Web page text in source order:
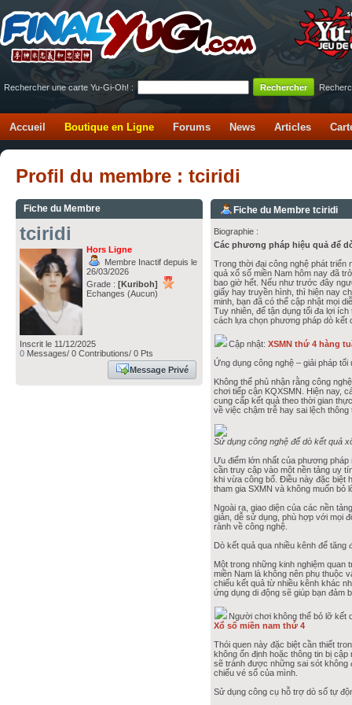
Rechercher une carte Yu-Gi-Oh! :
Accueil Boutique en Ligne Forums News Articles
Profil du membre : tciridi
Fiche du Membre
tciridi
Hors Ligne
Membre Inactif depuis le
26/03/2026
Grade : [Kuriboh]
Echanges (Aucun)
Inscrit le 11/12/2025
0 Messages/ 0 Contributions/ 0 Pts
Message Privé
Fiche du Membre tciridi
Biographie :
Các phương pháp hiệu quả để
Trong thời đại công nghệ phát triển
quả xổ số miền Nam hôm nay đã
bao giờ hết. Nếu như trước đây
giấy hay truyền hình, thì hiện nay
minh, bạn đã có thể cập nhật mọi
Tuy nhiên, để tận dụng tối đa lợi
cách lựa chọn phương pháp dò kết
Cập nhật:XSMN thứ 4 hàng
Ứng dụng công nghệ – giải pháp
Không thể phủ nhận rằng công
chơi tiếp cận KQXSMN. Hiện nay,
cung cấp kết quả theo thời gian
về việc chậm trễ hay sai lệch thông
Sử dụng công nghệ để dò kết quả
Ưu điểm lớn nhất của phương
cần truy cập vào một nền tảng uy
khi vừa công bố. Điều này đặc biệt
tham gia SXMN và không muốn bỏ
Ngoài ra, giao diện của các nền
giản, dễ sử dụng, phù hợp với mọi
rành về công nghệ.
Dò kết quả qua nhiều kênh để tăng
Một trong những kinh nghiệm quan
miền Nam là không nên phụ thuộc
chiếu kết quả từ nhiều kênh khác
ứng dụng di động sẽ giúp bạn đảm
Người chơi không thể bỏ lỡ kết
Xổ số miền nam thứ 4
Thói quen này đặc biệt cần thiết
không ổn định hoặc thông tin bị
sẽ tránh được những sai sót không
chiếu vé số của mình.
Sử dụng công cụ hỗ trợ dò số tự